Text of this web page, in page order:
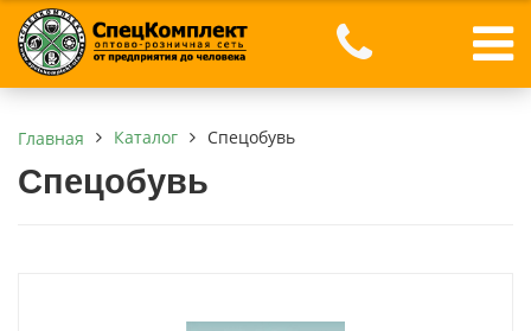
Главная Каталог Спецобувь
Спецобувь